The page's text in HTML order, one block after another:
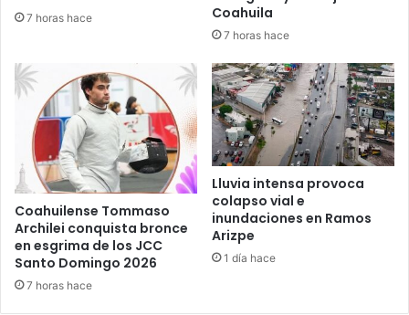
e
t
o
s
I
7 horas hace
Coahuila
7 horas hace
Coahuilense Tommaso
Archilei conquista bronce
en esgrima de los JCC
Santo Domingo 2026
7 horas hace
Lluvia intensa provoca
colapso vial e
inundaciones en Ramos
Arizpe
1 día hace